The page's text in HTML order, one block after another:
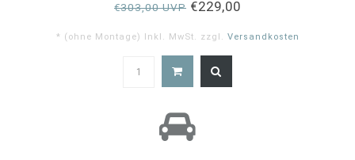
€303,00 UVP €229,00
* (ohne Montage) Inkl. MwSt. zzgl. Versandkosten